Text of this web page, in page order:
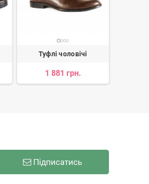
Туфлі чоловічі
1 881 грн.
Підписатись